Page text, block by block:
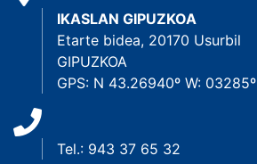
IKASLAN GIPUZKOA
Etarte bidea, 20170 Usurbil
GIPUZKOA
GPS: N 43.26940º W: 03285º
Tel.: 943 37 65 32